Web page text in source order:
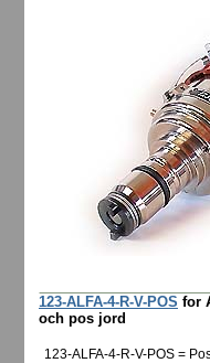
123-ALFA-4-R-V-POS for
och pos jord
123-ALFA-4-R-V-POS =